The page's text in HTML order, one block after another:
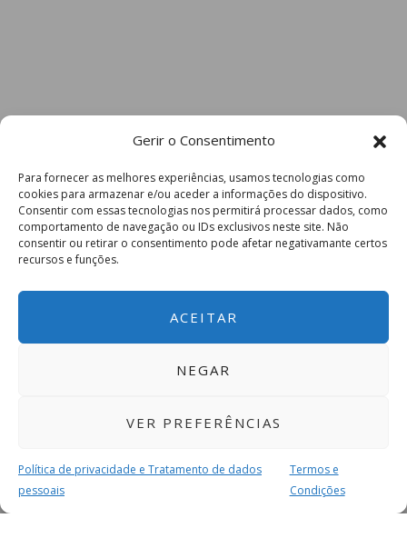
Gerir o Consentimento
Para fornecer as melhores experiências, usamos tecnologias como
cookies para armazenar e/ou aceder a informações do dispositivo.
Consentir com essas tecnologias nos permitirá processar dados, como
comportamento de navegação ou IDs exclusivos neste site. Não
consentir ou retirar o consentimento pode afetar negativamante certos
recursos e funções.
ACEITAR
NEGAR
VER PREFERÊNCIAS
Política de privacidade e Tratamento de dados
pessoais
Termos e
Condições